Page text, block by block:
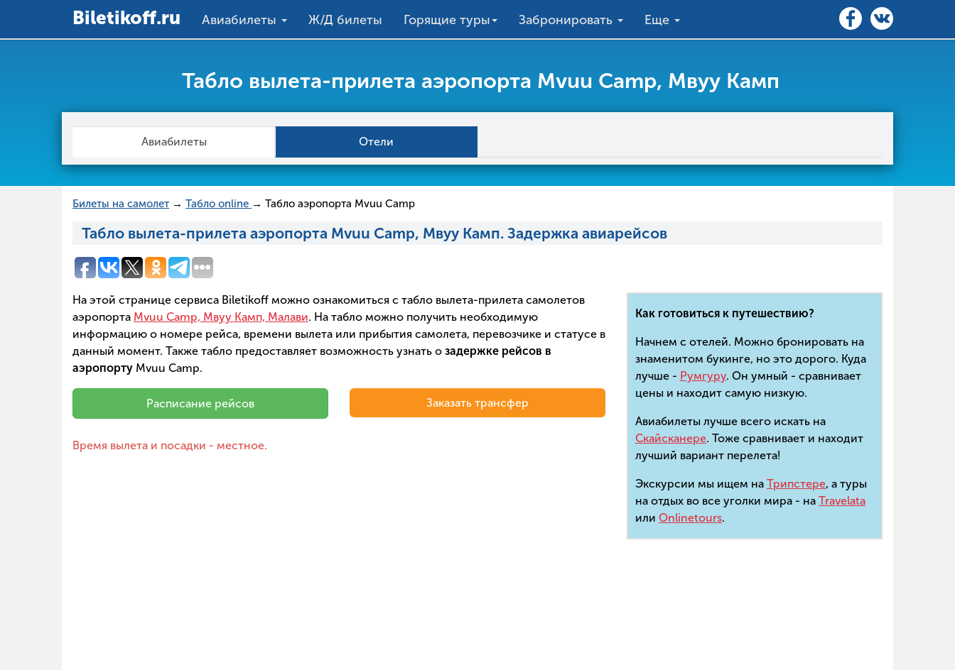
Вiletikoff.ru Авиабилеты Ж/Д билеты Горящие туры Забронировать Еще
Табло вылета-прилета аэропорта Mvuu Camp, Мвуу Камп
Авиабилеты Отели
Билеты на самолет → Табло online → Табло аэропорта Mvuu Camp
Табло вылета-прилета аэропорта Mvuu Camp, Мвуу Камп. Задержка авиарейсов
На этой странице сервиса Biletikoff можно ознакомиться с табло вылета-прилета самолетов
аэропорта Mvuu Camp, Мвуу Камп, Малави. На табло можно получить необходимую
информацию о номере рейса, времени вылета или прибытия самолета, перевозчике и статусе в
данный момент. Также табло предоставляет возможность узнать о задержке рейсов в
аэропорту Mvuu Camp.
Расписание рейсов Заказать трансфер
Время вылета и посадки - местное.
Как готовиться к путешествию?
Начнем с отелей. Можно бронировать на
знаменитом букинге, но это дорого. Куда
лучше - Румгуру. Он умный - сравнивает
цены и находит самую низкую.
Авиабилеты лучше всего искать на
Скайсканере. Тоже сравнивает и находит
лучший вариант перелета!
Экскурсии мы ищем на Трипстере, а туры
на отдых во все уголки мира - на Travelata
или Onlinetours.